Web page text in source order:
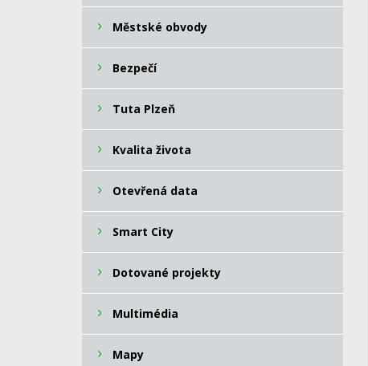
Městské obvody
Bezpečí
Tuta Plzeň
Kvalita života
Otevřená data
Smart City
Dotované projekty
Multimédia
Mapy